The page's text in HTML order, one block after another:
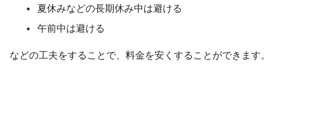
夏休みなどの長期休み中は避ける
午前中は避ける
などの工夫をすることで、料金を安くすることができます。